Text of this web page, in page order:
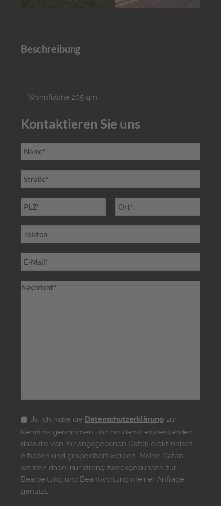
Beschreibung
Wohnfläche 205 qm
Kontaktieren Sie uns
Ja, ich habe die Datenschutzerklärung zur
Kenntnis genommen und bin damit einverstanden,
dass die von mir angegebenen Daten elektronisch
erhoben und gespeichert werden. Meine Daten
werden dabei nur streng zweckgebunden zur
Bearbeitung und Beantwortung meiner Anfrage
genutzt.